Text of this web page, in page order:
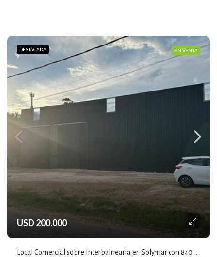
DESTACADA EN VENTA
USD 200.000
Local Comercial sobre Interbalnearia en Solymar con 840 m² de Terreno